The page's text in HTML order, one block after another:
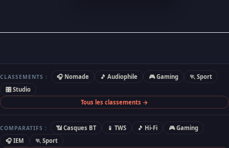
CLASSEMENTS : 🎧 Nomade 🎵 Audiophile 🎮 Gaming
🏃 Sport
🎛 Studio
Tous les classements →
COMPARATIFS : 📶 Casques BT 📱 TWS 🎵 Hi-Fi
🎮 Gaming
🎧 IEM
🏃 Sport